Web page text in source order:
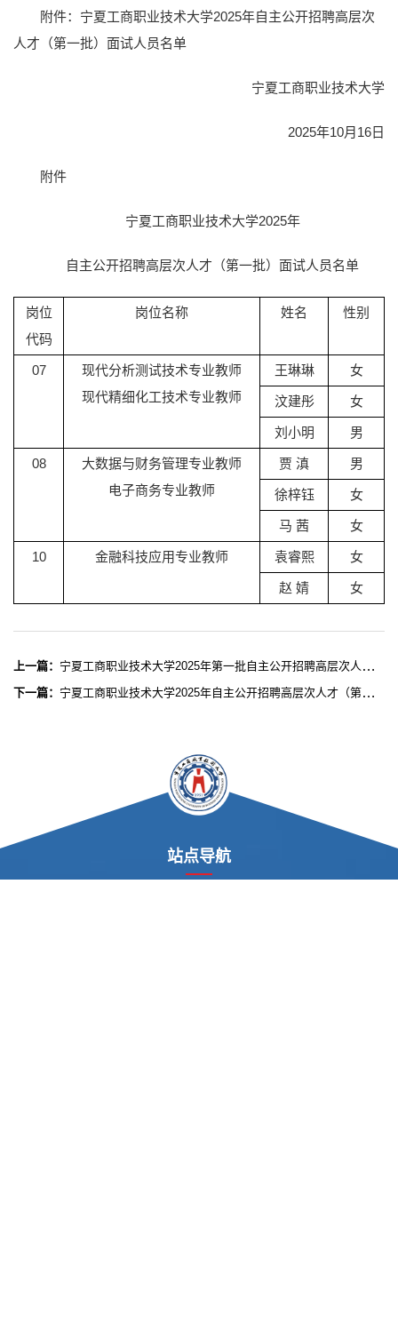
附件：宁夏工商职业技术大学2025年自主公开招聘高层次
人才（第一批）面试人员名单
宁夏工商职业技术大学
2025年10月16日
附件
宁夏工商职业技术大学2025年
自主公开招聘高层次人才（第一批）面试人员名单
岗位
代码
岗位名称 姓名 性别
07
现代分析测试技术专业教师
现代精细化工技术专业教师
王琳琳 女
汶建彤 女
刘小明 男
08
大数据与财务管理专业教师
电子商务专业教师
贾 滇 男
徐梓钰 女
马 茜 女
10 金融科技应用专业教师 袁睿熙 女
赵 婧 女
上一篇： 宁夏工商职业技术大学2025年第一批自主公开招聘高层次人才补充公告（一）
下一篇： 宁夏工商职业技术大学2025年自主公开招聘高层次人才（第一批）资格复审合格人员名单公示
站点导航